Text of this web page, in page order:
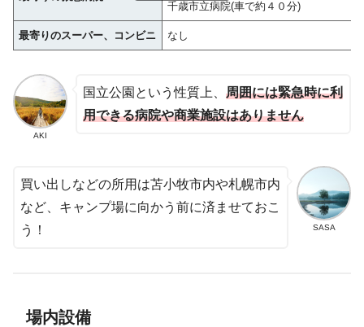
千歳市立病院(車で約４０分)
最寄りのスーパー、コンビニ なし
AKI
国立公園という性質上、 周囲には緊急時に利
用できる病院や商業施設はありません
SASA
買い出しなどの所用は苫小牧市内や札幌市内
など、キャンプ場に向かう前に済ませておこ
う！
場内設備